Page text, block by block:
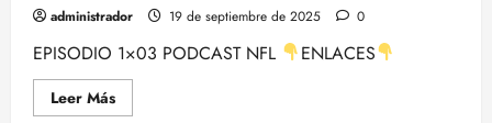
administrador 19 de septiembre de 2025 0
EPISODIO 1×03 PODCAST NFL ENLACES
Leer MásLeer
más